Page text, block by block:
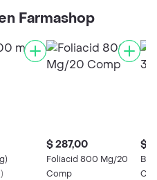
Farmashop
)
$ 287,00
Foliacid 800 Mg/20
Comp
$
B1